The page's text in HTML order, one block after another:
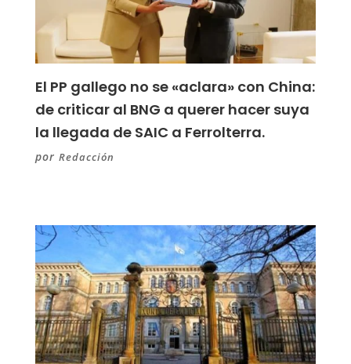
El PP gallego no se «aclara» con China:
de criticar al BNG a querer hacer suya
la llegada de SAIC a Ferrolterra.
por Redacción